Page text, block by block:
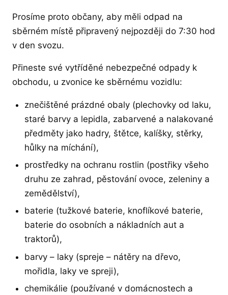
Prosíme proto občany, aby měli odpad na
sběrném místě připravený nejpozději do 7:30 hod
v den svozu.
Přineste své vytříděné nebezpečné odpady k
obchodu, u zvonice ke sběrnému vozidlu:
znečištěné prázdné obaly (plechovky od laku,
staré barvy a lepidla, zabarvené a nalakované
předměty jako hadry, štětce, kalíšky, stěrky,
hůlky na míchání),
prostředky na ochranu rostlin (postřiky všeho
druhu ze zahrad, pěstování ovoce, zeleniny a
zemědělství),
baterie (tužkové baterie, knoflíkové baterie,
baterie do osobních a nákladních aut a
traktorů),
barvy – laky (spreje – nátěry na dřevo,
mořidla, laky ve spreji),
chemikálie (používané v domácnostech a